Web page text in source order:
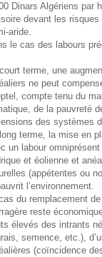
Dinars Algériens par
devant les
aride.
le cas des labours
terme, une
ne peut
compte tenu du
de la pauvreté
des systèmes
terme, la mise en
un labour
et éolienne et
(appétentes ou
l’environnement.
du remplacement
reste
élevés des intrants
semence, etc.),
(coïncidence